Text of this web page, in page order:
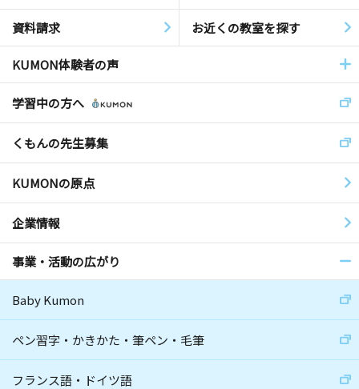
資料請求 お近くの教室を探す
KUMON体験者の声
学習中の方へ
くもんの先生募集
KUMONの原点
企業情報
事業・活動の広がり
Baby Kumon
ペン習字・かきかた・筆ペン・毛筆
フランス語・ドイツ語